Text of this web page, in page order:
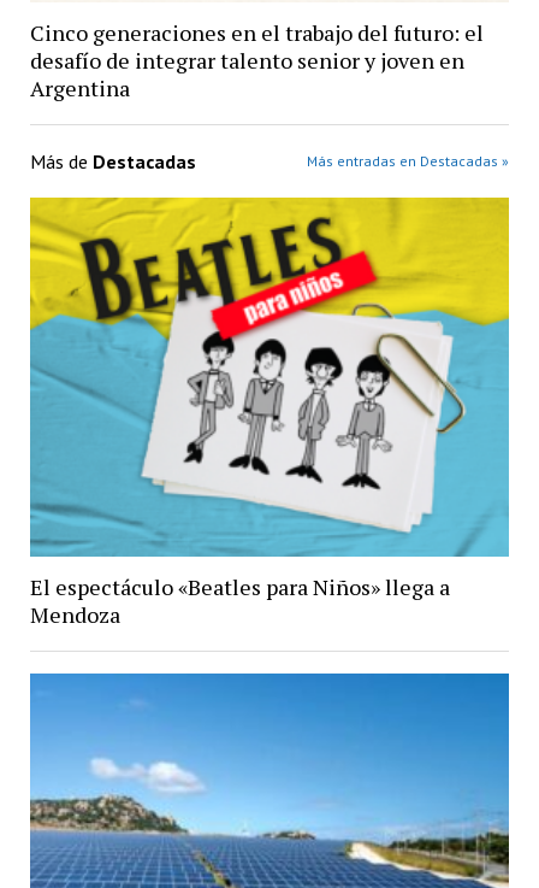
Cinco generaciones en el trabajo del futuro: el
desafío de integrar talento senior y joven en
Argentina
Más de Destacadas Más entradas en Destacadas »
El espectáculo «Beatles para Niños» llega a
Mendoza